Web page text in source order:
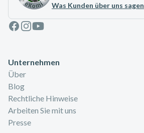
Was Kunden über uns sagen
Facebook
Instagram
Youtube
Unternehmen
Über
Blog
Rechtliche Hinweise
Arbeiten Sie mit uns
Presse